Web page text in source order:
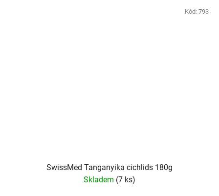
SwissMed Tanganyika cichlids 180g
Skladem (7 ks)
Kód: 793